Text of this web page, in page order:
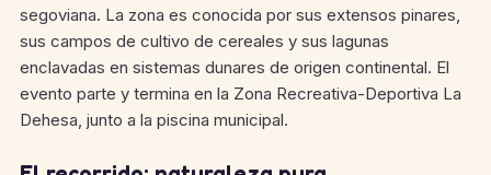
segoviana. La zona es conocida por sus extensos pinares,
sus campos de cultivo de cereales y sus lagunas
enclavadas en sistemas dunares de origen continental. El
evento parte y termina en la Zona Recreativa-Deportiva La
Dehesa, junto a la piscina municipal.